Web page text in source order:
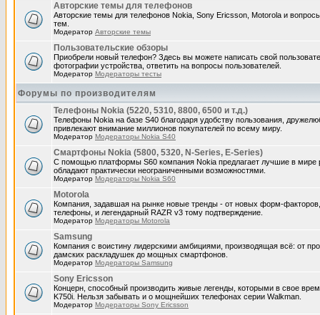
Авторские темы для телефонов
Авторские темы для телефонов Nokia, Sony Ericsson, Motorola и
тем.
Модератор Авторские темы
Пользовательские обзоры
Приобрели новый телефон? Здесь вы можете написать свой
фотографии устройства, ответить на вопросы пользователей.
Модератор Модераторы тесты
Форумы по производителям
Телефоны Nokia (5220, 5310, 8800, 6500 и т.д.)
Телефоны Nokia на базе S40 благодаря удобству пользования,
привлекают внимание миллионов покупателей по всему миру.
Модератор Модераторы Nokia S40
Смартфоны Nokia (5800, 5320, N-Series, E-Series)
С помощью платформы S60 компания Nokia предлагает лучшие в мире
обладают практически неограниченными возможностями.
Модератор Модераторы Nokia S60
Motorola
Компания, задавшая на рынке новые тренды - от новых форм-
телефоны, и легендарный RAZR v3 тому подтверждение.
Модератор Модераторы Motorola
Samsung
Компания с воистину лидерскими амбициями, производящая всё: от
дамских раскладушек до мощных смартфонов.
Модератор Модераторы Samsung
Sony Ericsson
Концерн, способный производить живые легенды, которыми в свое
K750i. Нельзя забывать и о мощнейших телефонах серии Walkman.
Модератор Модераторы Sony Ericsson